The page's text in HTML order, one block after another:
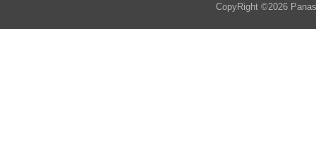
CopyRight ©2026